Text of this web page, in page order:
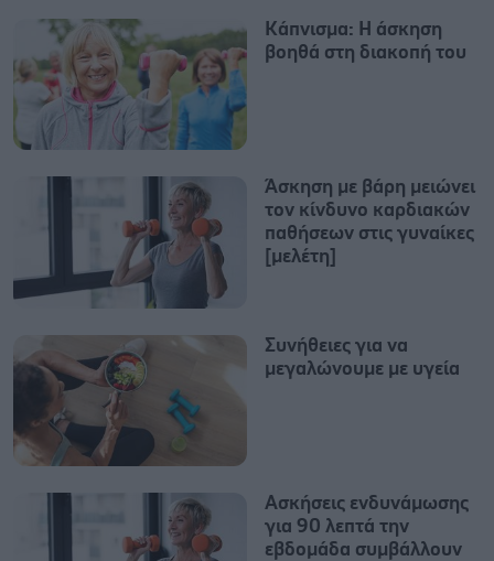
Κάπνισμα: Η άσκηση
βοηθά στη διακοπή του
Άσκηση με βάρη μειώνει
τον κίνδυνο καρδιακών
παθήσεων στις γυναίκες
[μελέτη]
Συνήθειες για να
μεγαλώνουμε με υγεία
Ασκήσεις ενδυνάμωσης
για 90 λεπτά την
εβδομάδα συμβάλλουν